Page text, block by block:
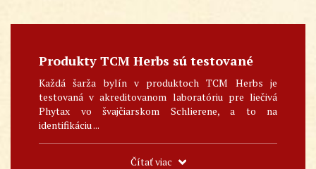
Produkty TCM Herbs sú testované
Každá šarža bylín v produktoch TCM Herbs je
testovaná v akreditovanom laboratóriu pre liečivá
Phytax vo švajčiarskom Schlierene, a to na
identifikáciu ...
Čítať viac